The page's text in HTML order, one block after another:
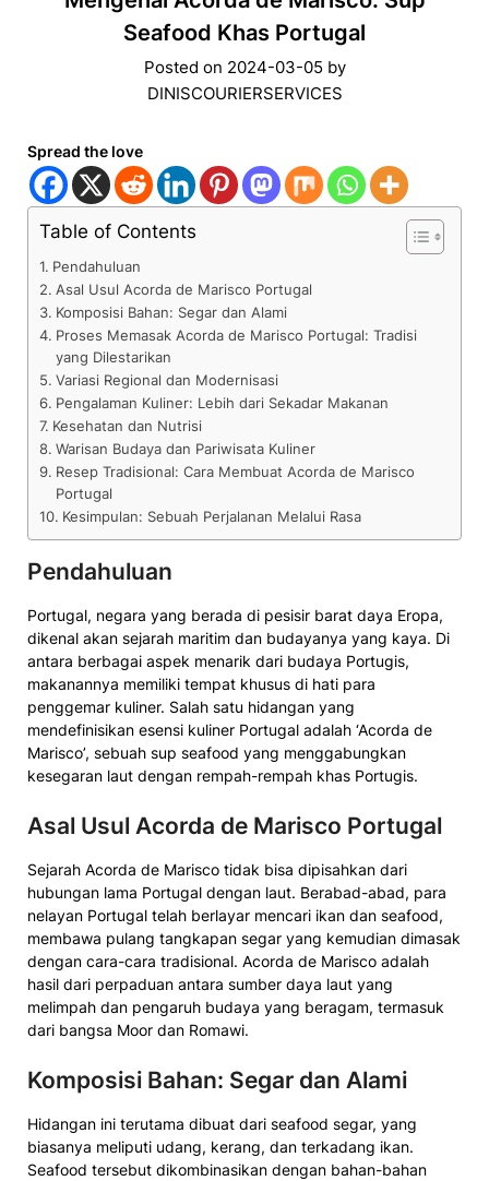
Seafood Khas Portugal
Posted on 2024-03-05by
DINISCOURIERSERVICES
Spread the love
Table of Contents
Pendahuluan
Asal Usul Acorda de Marisco Portugal
Komposisi Bahan: Segar dan Alami
Proses Memasak Acorda de Marisco Portugal: Tradisi
yang Dilestarikan
Variasi Regional dan Modernisasi
Pengalaman Kuliner: Lebih dari Sekadar Makanan
Kesehatan dan Nutrisi
Warisan Budaya dan Pariwisata Kuliner
Resep Tradisional: Cara Membuat Acorda de Marisco
Portugal
Kesimpulan: Sebuah Perjalanan Melalui Rasa
Pendahuluan
Portugal, negara yang berada di pesisir barat daya Eropa,
dikenal akan sejarah maritim dan budayanya yang kaya. Di
antara berbagai aspek menarik dari budaya Portugis,
makanannya memiliki tempat khusus di hati para
penggemar kuliner. Salah satu hidangan yang
mendefinisikan esensi kuliner Portugal adalah ‘Acorda de
Marisco’, sebuah sup seafood yang menggabungkan
kesegaran laut dengan rempah-rempah khas Portugis.
Asal Usul Acorda de Marisco Portugal
Sejarah Acorda de Marisco tidak bisa dipisahkan dari
hubungan lama Portugal dengan laut. Berabad-abad, para
nelayan Portugal telah berlayar mencari ikan dan seafood,
membawa pulang tangkapan segar yang kemudian dimasak
dengan cara-cara tradisional. Acorda de Marisco adalah
hasil dari perpaduan antara sumber daya laut yang
melimpah dan pengaruh budaya yang beragam, termasuk
dari bangsa Moor dan Romawi.
Komposisi Bahan: Segar dan Alami
Hidangan ini terutama dibuat dari seafood segar, yang
biasanya meliputi udang, kerang, dan terkadang ikan.
Seafood tersebut dikombinasikan dengan bahan-bahan